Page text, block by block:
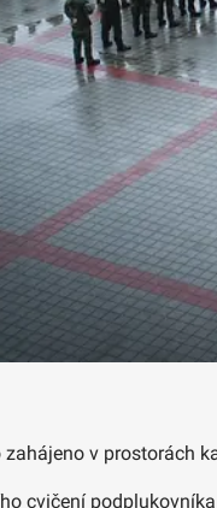
v prostorách
cvičení